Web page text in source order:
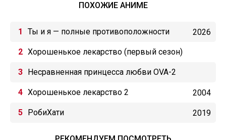
ПОХОЖИЕ АНИМЕ
Ты и я — полные противоположности 2026
Хорошенькое лекарство (первый сезон)
Несравненная принцесса любви OVA-2
Хорошенькое лекарство 2 2004
РобиХати 2019